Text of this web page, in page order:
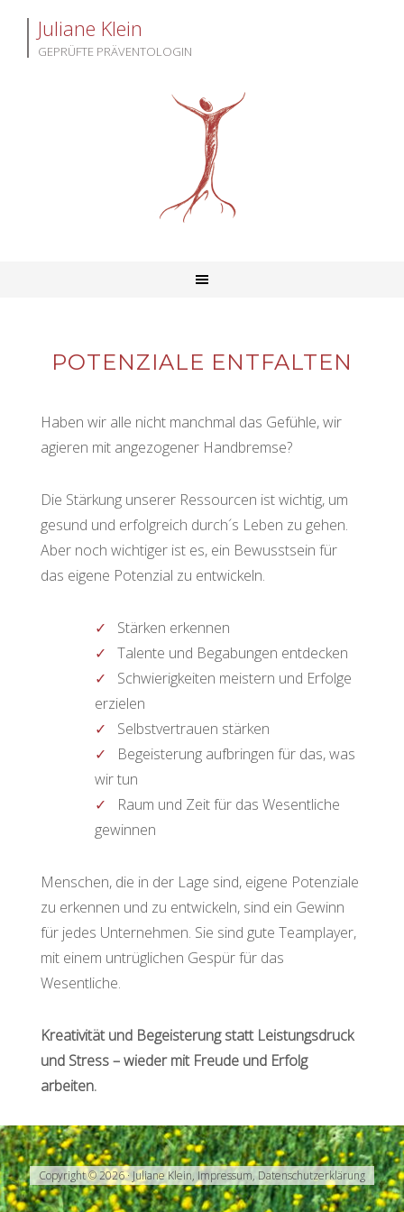
Juliane Klein
GEPRÜFTE PRÄVENTOLOGIN
POTENZIALE ENTFALTEN
Haben wir alle nicht manchmal das Gefühle, wir
agieren mit angezogener Handbremse?
Die Stärkung unserer Ressourcen ist wichtig, um
gesund und erfolgreich durch´s Leben zu gehen.
Aber noch wichtiger ist es, ein Bewusstsein für
das eigene Potenzial zu entwickeln.
Stärken erkennen
Talente und Begabungen entdecken
Schwierigkeiten meistern und Erfolge
erzielen
Selbstvertrauen stärken
Begeisterung aufbringen für das, was
wir tun
Raum und Zeit für das Wesentliche
gewinnen
Menschen, die in der Lage sind, eigene Potenziale
zu erkennen und zu entwickeln, sind ein Gewinn
für jedes Unternehmen. Sie sind gute Teamplayer,
mit einem untrüglichen Gespür für das
Wesentliche.
Kreativität und Begeisterung statt Leistungsdruck
und Stress – wieder mit Freude und Erfolg
arbeiten.
Copyright © 2026 · Juliane Klein, Impressum, Datenschutzerklärung